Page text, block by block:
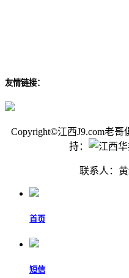
友情链接：
Copyright©江西J9.com老
持：
联系人：
首页
短信